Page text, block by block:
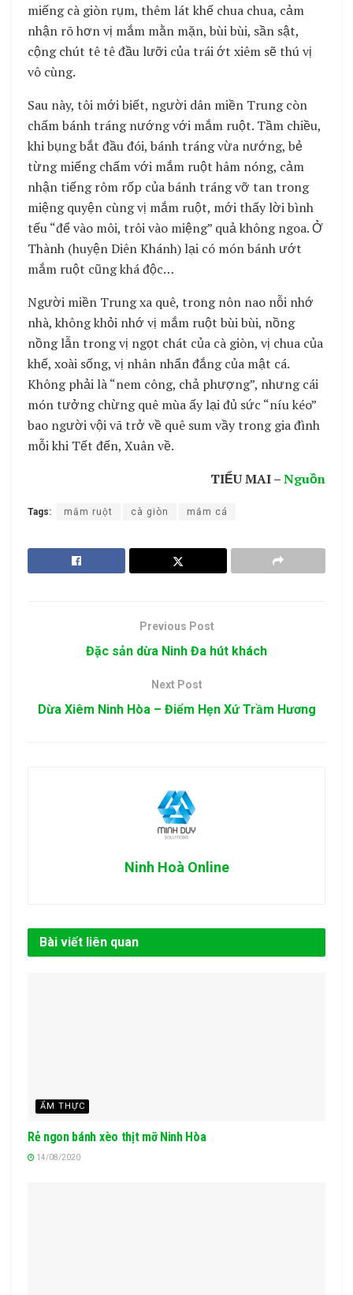
miếng cà giòn rụm, thêm lát khế chua chua, cảm
nhận rõ hơn vị mắm mằn mặn, bùi bùi, sần sật,
cộng chút tê tê đầu lưỡi của trái ớt xiêm sẽ thú vị
vô cùng.
Sau này, tôi mới biết, người dân miền Trung còn
chấm bánh tráng nướng với mắm ruột. Tầm chiều,
khi bụng bắt đầu đói, bánh tráng vừa nướng, bẻ
từng miếng chấm với mắm ruột hâm nóng, cảm
nhận tiếng rôm rốp của bánh tráng vỡ tan trong
miệng quyện cùng vị mắm ruột, mới thấy lời bình
tếu “để vào môi, trôi vào miệng” quả không ngoa. Ở
Thành (huyện Diên Khánh) lại có món bánh ướt
mắm ruột cũng khá độc…
Người miền Trung xa quê, trong nôn nao nỗi nhớ
nhà, không khỏi nhớ vị mắm ruột bùi bùi, nồng
nồng lẫn trong vị ngọt chát của cà giòn, vị chua của
khế, xoài sống, vị nhân nhẩn đắng của mật cá.
Không phải là “nem công, chả phượng”, nhưng cái
món tưởng chừng quê mùa ấy lại đủ sức “níu kéo”
bao người vội vã trở về quê sum vầy trong gia đình
mỗi khi Tết đến, Xuân về.
TIỂU MAI –Nguồn
Tags: mắm ruột cà giòn mắm cá
Previous Post
Đặc sản dừa Ninh Đa hút khách
Next Post
Dừa Xiêm Ninh Hòa – Điểm Hẹn Xứ Trầm Hương
Ninh Hoà Online
Bài viết liên quan
ẨM THỰC
Rẻ ngon bánh xèo thịt mỡ Ninh Hòa
14/08/2020